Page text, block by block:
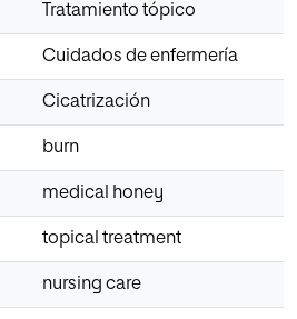
Tratamiento tópico
Cuidados de enfermería
Cicatrización
burn
medical honey
topical treatment
nursing care